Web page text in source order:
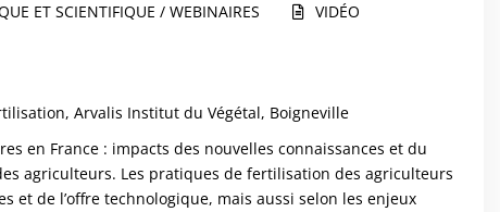
ET SCIENTIFIQUE / WEBINAIRES VIDÉO
Arvalis Institut du Végétal, Boigneville
en France : impacts des nouvelles connaissances et du
agriculteurs. Les pratiques de fertilisation des agriculteurs
et de l’offre technologique, mais aussi selon les enjeux